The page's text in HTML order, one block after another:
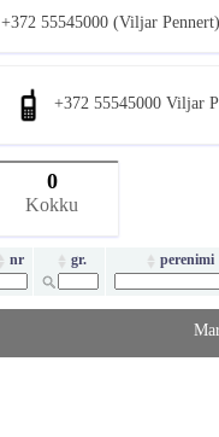
+372 55545000 (Viljar
+372 55545000 Viljar
0
Kokku
nr gr. perenimi